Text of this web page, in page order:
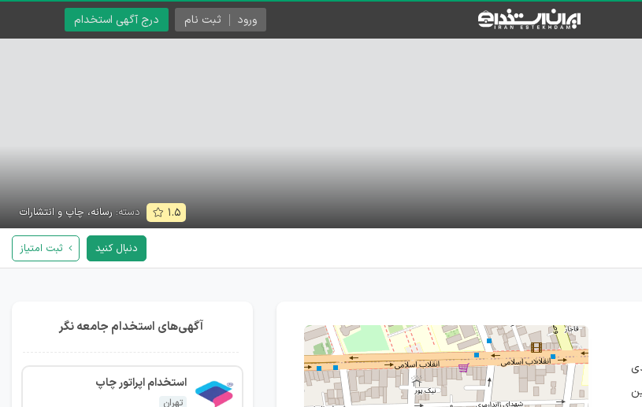
درج آگهی استخدام ورود ثبت نام
۱.۵ دسته: رسانه، چاپ و انتشارات
دنبال کنید ثبت امتیاز
آگهی‌های استخدام جامعه نگر
استخدام اپراتور چاپ
تهران